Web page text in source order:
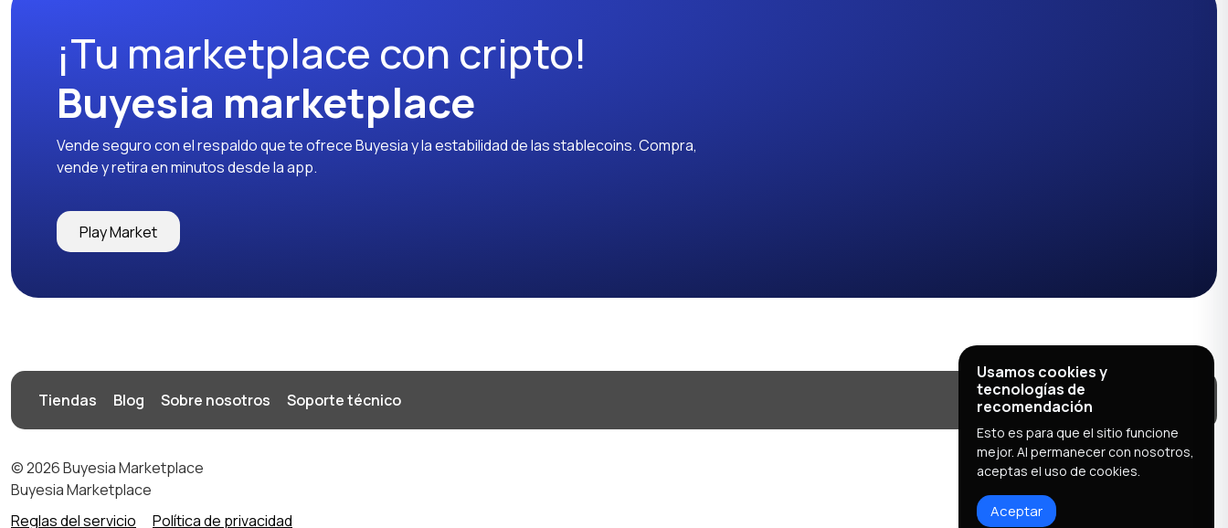
¡Tu marketplace con cripto!
Buyesia marketplace
Vende seguro con el respaldo que te ofrece Buyesia y la estabilidad de las stablecoins. Compra,
vende y retira en minutos desde la app.
Play Market
Tiendas Blog Sobre nosotros Soporte técnico
© 2026 Buyesia Marketplace
Buyesia Marketplace
Reglas del servicio
Política de privacidad
Usamos cookies y
tecnologías de
recomendación
Esto es para que el sitio funcione
mejor. Al permanecer con nosotros,
aceptas el uso de cookies.
Aceptar